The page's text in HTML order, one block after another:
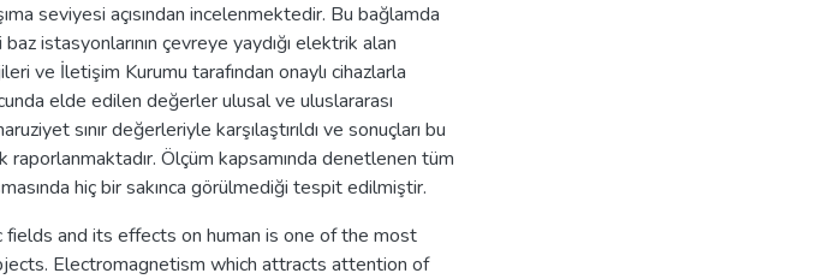
seviyesi açısından incelenmektedir. Bu bağlamda
baz istasyonlarının çevreye yaydığı elektrik alan
ve İletişim Kurumu tarafından onaylı cihazlarla
elde edilen değerler ulusal ve uluslararası
sınır değerleriyle karşılaştırıldı ve sonuçları bu
raporlanmaktadır. Ölçüm kapsamında denetlenen tüm
hiç bir sakınca görülmediği tespit edilmiştir.
fields and its effects on human is one of the most
Electromagnetism which attracts attention of